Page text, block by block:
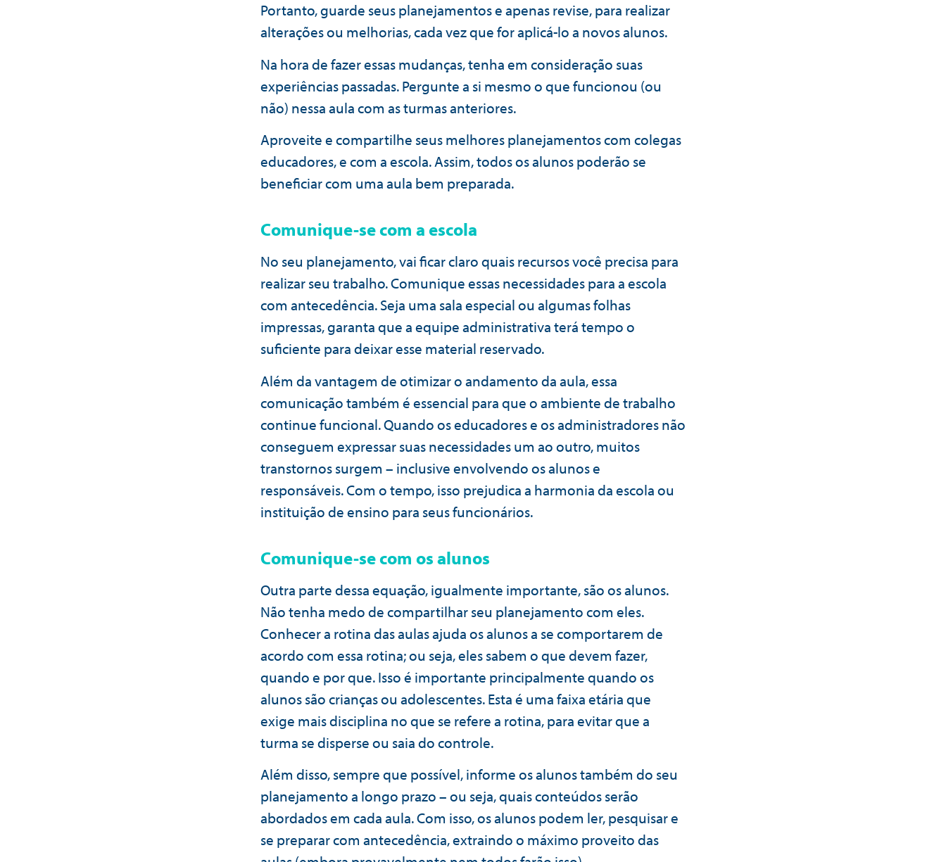
Portanto, guarde seus planejamentos e apenas revise, para realizar
alterações ou melhorias, cada vez que for aplicá-lo a novos alunos.
Na hora de fazer essas mudanças, tenha em consideração suas
experiências passadas. Pergunte a si mesmo o que funcionou (ou
não) nessa aula com as turmas anteriores.
Aproveite e compartilhe seus melhores planejamentos com colegas
educadores, e com a escola. Assim, todos os alunos poderão se
beneficiar com uma aula bem preparada.
Comunique-se com a escola
No seu planejamento, vai ficar claro quais recursos você precisa para
realizar seu trabalho. Comunique essas necessidades para a escola
com antecedência. Seja uma sala especial ou algumas folhas
impressas, garanta que a equipe administrativa terá tempo o
suficiente para deixar esse material reservado.
Além da vantagem de otimizar o andamento da aula, essa
comunicação também é essencial para que o ambiente de trabalho
continue funcional. Quando os educadores e os administradores não
conseguem expressar suas necessidades um ao outro, muitos
transtornos surgem – inclusive envolvendo os alunos e
responsáveis. Com o tempo, isso prejudica a harmonia da escola ou
instituição de ensino para seus funcionários.
Comunique-se com os alunos
Outra parte dessa equação, igualmente importante, são os alunos.
Não tenha medo de compartilhar seu planejamento com eles.
Conhecer a rotina das aulas ajuda os alunos a se comportarem de
acordo com essa rotina; ou seja, eles sabem o que devem fazer,
quando e por que. Isso é importante principalmente quando os
alunos são crianças ou adolescentes. Esta é uma faixa etária que
exige mais disciplina no que se refere a rotina, para evitar que a
turma se disperse ou saia do controle.
Além disso, sempre que possível, informe os alunos também do seu
planejamento a longo prazo – ou seja, quais conteúdos serão
abordados em cada aula. Com isso, os alunos podem ler, pesquisar e
se preparar com antecedência, extraindo o máximo proveito das